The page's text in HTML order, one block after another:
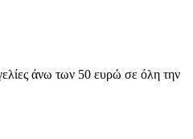
άνω των 50 ευρώ σε όλη την